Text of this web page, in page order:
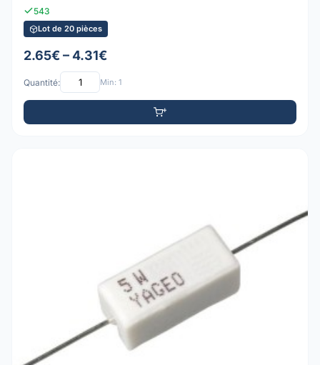
543
Lot de 20 pièces
2.65€ – 4.31€
Quantité: Min: 1